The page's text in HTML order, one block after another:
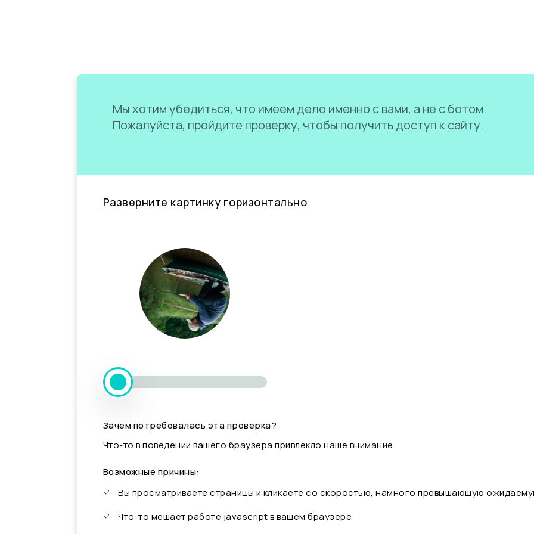
Мы хотим убедиться, что имеем дело именно с вами, а не с ботом.
Пожалуйста, пройдите проверку, чтобы получить доступ к сайту.
Разверните картинку горизонтально
Зачем потребовалась эта проверка?
Что-то в поведении вашего браузера привлекло наше внимание.
Возможные причины:
Вы просматриваете страницы и кликаете со скоростью, намного превышающую
Что-то мешает работе javascript в вашем браузере